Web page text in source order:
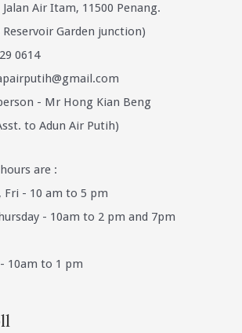
Jalan Air Itam, 11500 Penang.
Garden junction)
0614
- Mr Hong Kian Beng
to Adun Air Putih)
are :
Fri - 10 am to 5 pm
- 10am to 2 pm and 7pm
10am to 1 pm